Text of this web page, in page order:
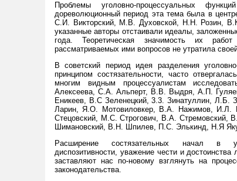
Проблемы уголовно-процессуальных
дореволюционный период эта тема была в
С.И. Викторский, М.В. Духовской, Н.Н. Розин,
указанные авторы отстаивали идеалы,
года. Теоретическая значимость их
рассматриваемых ими вопросов не утратила
В советский период идея разделения
принципом состязательности, часто
многим видным процессуалистам
Алексеева, С.А. Альперт, В.В. Выдря, А.П.
Еникеев, В.С Зеленецкий, 3.3. Зинатуллин,
Ларин, Я.О. Мотовиловкер, В.А. Нажимов, И.Л.
Стецовский, М.С. Строгович, В.А.
Шимановский, В.Н. Шпилев, П.С. Элькинд, Н.Я
Расширение состязательных начал в
диспозитивности, уважение чести и
заставляют нас по-новому взглянуть на
законодательства.